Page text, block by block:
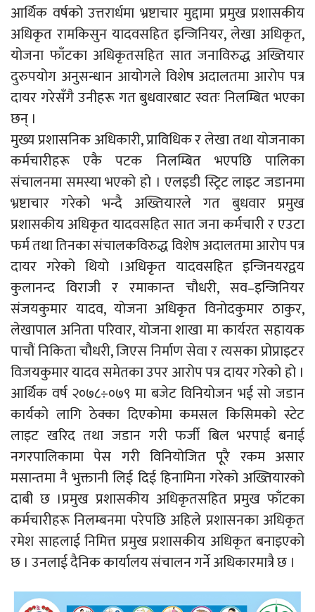
आर्थिक वर्षको उत्तरार्धमा भ्रष्टाचार मुद्दामा प्रमुख प्रशासकीय
अधिकृत रामकिसुन यादवसहित इन्जिनियर, लेखा अधिकृत,
योजना फाँटका अधिकृतसहित सात जनाविरुद्ध अख्तियार
दुरुपयोग अनुसन्धान आयोगले विशेष अदालतमा आरोप पत्र
दायर गरेसँगै उनीहरू गत बुधवारबाट स्वतः निलम्बित भएका
छन् ।
मुख्य प्रशासनिक अधिकारी, प्राविधिक र लेखा तथा योजनाका
कर्मचारीहरू एकै पटक निलम्बित भएपछि पालिका
संचालनमा समस्या भएको हो । एलइडी स्ट्रिट लाइट जडानमा
भ्रष्टाचार गरेको भन्दै अख्तियारले गत बुधवार प्रमुख
प्रशासकीय अधिकृत यादवसहित सात जना कर्मचारी र एउटा
फर्म तथा तिनका संचालकविरुद्ध विशेष अदालतमा आरोप पत्र
दायर गरेको थियो ।अधिकृत यादवसहित इन्जिनयरद्वय
कुलानन्द विराजी र रमाकान्त चौधरी, सव–इन्जिनियर
संजयकुमार यादव, योजना अधिकृत विनोदकुमार ठाकुर,
लेखापाल अनिता परिवार, योजना शाखा मा कार्यरत सहायक
पाचौं निकिता चौधरी, जिएस निर्माण सेवा र त्यसका प्रोप्राइटर
विजयकुमार यादव समेतका उपर आरोप पत्र दायर गरेको हो ।
आर्थिक वर्ष २०७८÷०७९ मा बजेट विनियोजन भई सो जडान
कार्यको लागि ठेक्का दिएकोमा कमसल किसिमको स्टेट
लाइट खरिद तथा जडान गरी फर्जी बिल भरपाई बनाई
नगरपालिकामा पेस गरी विनियोजित पूरै रकम असार
मसान्तमा नै भुक्तानी लिई दिई हिनामिना गरेको अख्तियारको
दाबी छ ।प्रमुख प्रशासकीय अधिकृतसहित प्रमुख फाँटका
कर्मचारीहरू निलम्बनमा परेपछि अहिले प्रशासनका अधिकृत
रमेश साहलाई निमित्त प्रमुख प्रशासकीय अधिकृत बनाइएको
छ । उनलाई दैनिक कार्यालय संचालन गर्ने अधिकारमात्रै छ ।